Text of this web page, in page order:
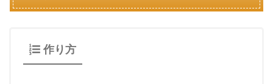
作り方